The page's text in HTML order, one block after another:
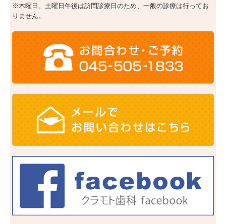
※木曜日、土曜日午後は訪問診療日のため、一般の診療は行ってお
りません。